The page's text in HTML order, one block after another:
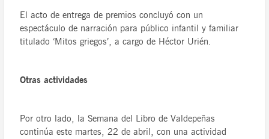
El acto de entrega de premios concluyó con un
espectáculo de narración para público infantil y familiar
titulado ‘Mitos griegos’, a cargo de Héctor Urién.
Otras actividades
Por otro lado, la Semana del Libro de Valdepeñas
continúa este martes, 22 de abril, con una actividad